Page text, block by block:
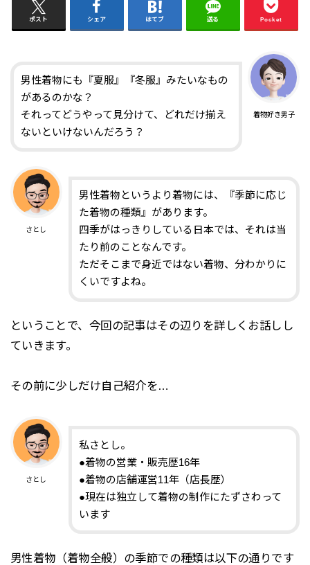
ポスト シェア はてブ 送る Pocket
着物好き男子
男性着物にも『夏服』『冬服』みたいなもの
があるのかな？
それってどうやって見分けて、どれだけ揃え
ないといけないんだろう？
さとし
男性着物というより着物には、『季節に応じ
た着物の種類』があります。
四季がはっきりしている日本では、それは当
たり前のことなんです。
ただそこまで身近ではない着物、分わかりに
くいですよね。
ということで、今回の記事はその辺りを詳しくお話しし
ていきます。
その前に少しだけ自己紹介を…
さとし
私さとし。
●着物の営業・販売歴16年
●着物の店舗運営11年（店長歴）
●現在は独立して着物の制作にたずさわって
います
男性着物（着物全般）の季節での種類は以下の通りです